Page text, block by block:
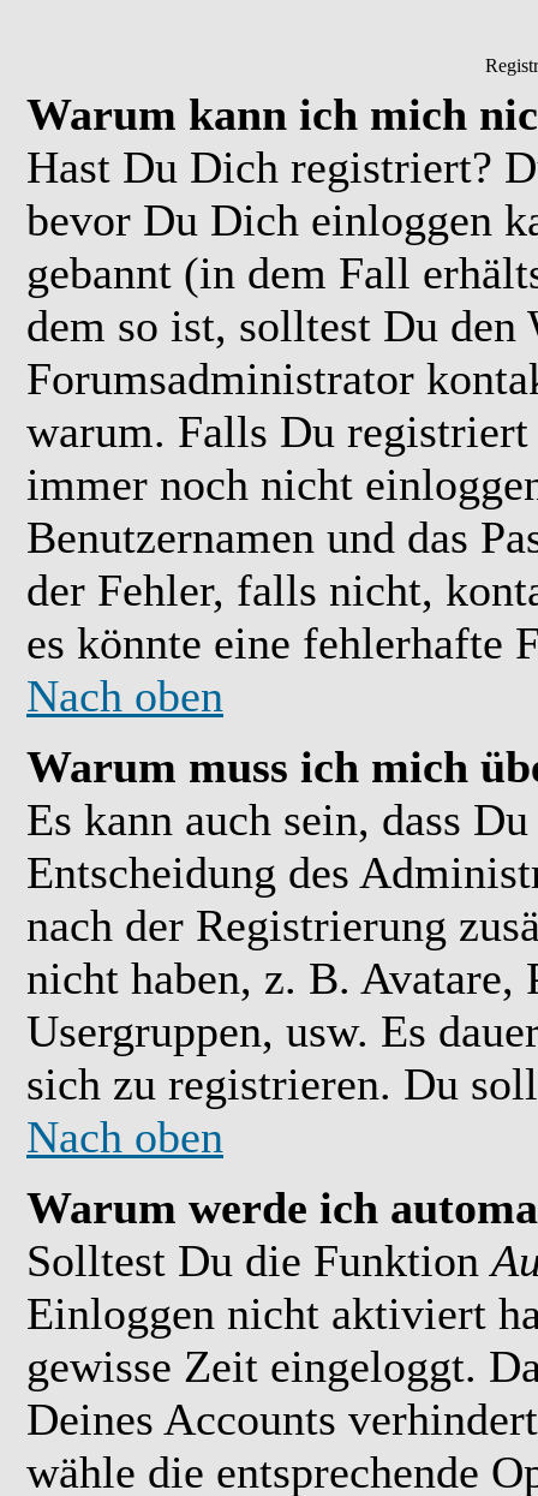
Warum kann ich mich
Hast Du Dich registriert?
bevor Du Dich einloggen
gebannt (in dem Fall
dem so ist, solltest Du den
Forumsadministrator
warum. Falls Du
immer noch nicht
Benutzernamen und das
der Fehler, falls nicht,
es könnte eine fehlerhafte
Nach oben
Warum muss ich mich
Es kann auch sein, dass
Entscheidung des
nach der Registrierung
nicht haben, z. B.
Usergruppen, usw. Es
sich zu registrieren. Du
Nach oben
Warum werde ich
Solltest Du die Funktion
Einloggen nicht aktiviert
gewisse Zeit eingeloggt.
Deines Accounts
wähle die entsprechende